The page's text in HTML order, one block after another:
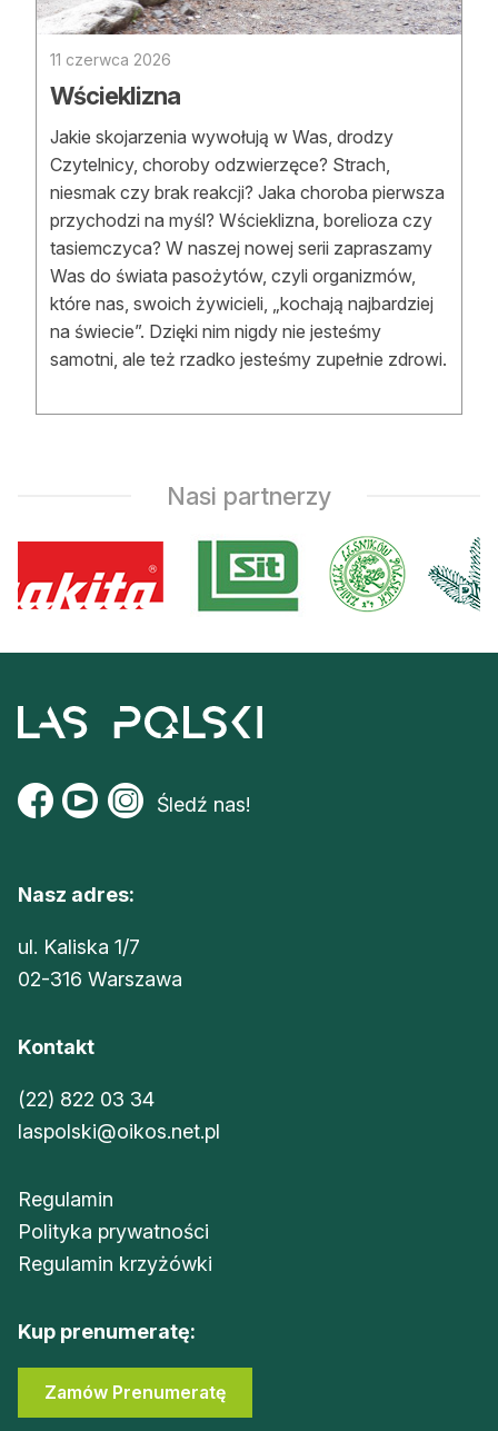
11 czerwca 2026
Wścieklizna
Jakie skojarzenia wywołują w Was, drodzy
Czytelnicy, choroby odzwierzęce? Strach,
niesmak czy brak reakcji? Jaka choroba pierwsza
przychodzi na myśl? Wścieklizna, borelioza czy
tasiemczyca? W naszej nowej serii zapraszamy
Was do świata pasożytów, czyli organizmów,
które nas, swoich żywicieli, „kochają najbardziej
na świecie”. Dzięki nim nigdy nie jesteśmy
samotni, ale też rzadko jesteśmy zupełnie zdrowi.
Nasi partnerzy
Śledź nas!
Nasz adres:
ul. Kaliska 1/7
02-316 Warszawa
Kontakt
(22) 822 03 34
laspolski@oikos.net.pl
Regulamin
Polityka prywatności
Regulamin krzyżówki
Kup prenumeratę:
Zamów Prenumeratę